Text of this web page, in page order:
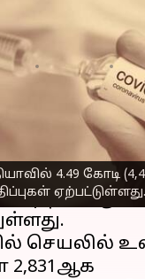
4.49 கோடி
ஏற்பட்டுள்ளது.
ஒரே
SM Jun 07, 2023
6) 124ஆக
வின்
தற்போது
செயலில்